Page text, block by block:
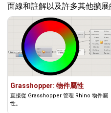
面線和註解以及許多其他擴
Grasshopper: 物件屬性
直接從 Grasshopper 管理 Rhino 物件屬
性。